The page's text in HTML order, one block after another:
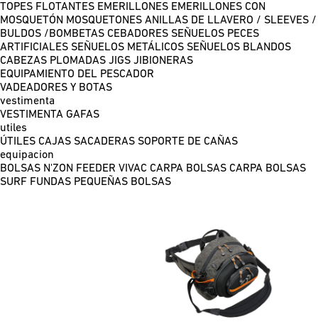
TOPES FLOTANTES EMERILLONES EMERILLONES CON
MOSQUETÓN MOSQUETONES ANILLAS DE LLAVERO / SLEEVES /
BULDOS /BOMBETAS CEBADORES SEÑUELOS PECES
ARTIFICIALES SEÑUELOS METÁLICOS SEÑUELOS BLANDOS
CABEZAS PLOMADAS JIGS JIBIONERAS
EQUIPAMIENTO DEL PESCADOR
VADEADORES Y BOTAS
vestimenta
VESTIMENTA GAFAS
utiles
ÚTILES CAJAS SACADERAS SOPORTE DE CAÑAS
equipacion
BOLSAS N'ZON FEEDER VIVAC CARPA BOLSAS CARPA BOLSAS
SURF FUNDAS PEQUEÑAS BOLSAS